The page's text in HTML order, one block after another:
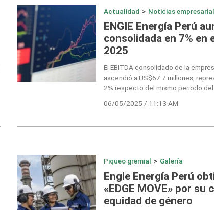
Actualidad > Noticias
ENGIE Energía Perú
consolidada en 7% en
2025
El EBITDA consolidado de la
ascendió a US$67.7 millones,
2% respecto del mismo periodo
06/05/2025 / 11:13 AM
Piqueo gremial > Galería
Engie Energía Perú
«EDGE MOVE» por su
equidad de género